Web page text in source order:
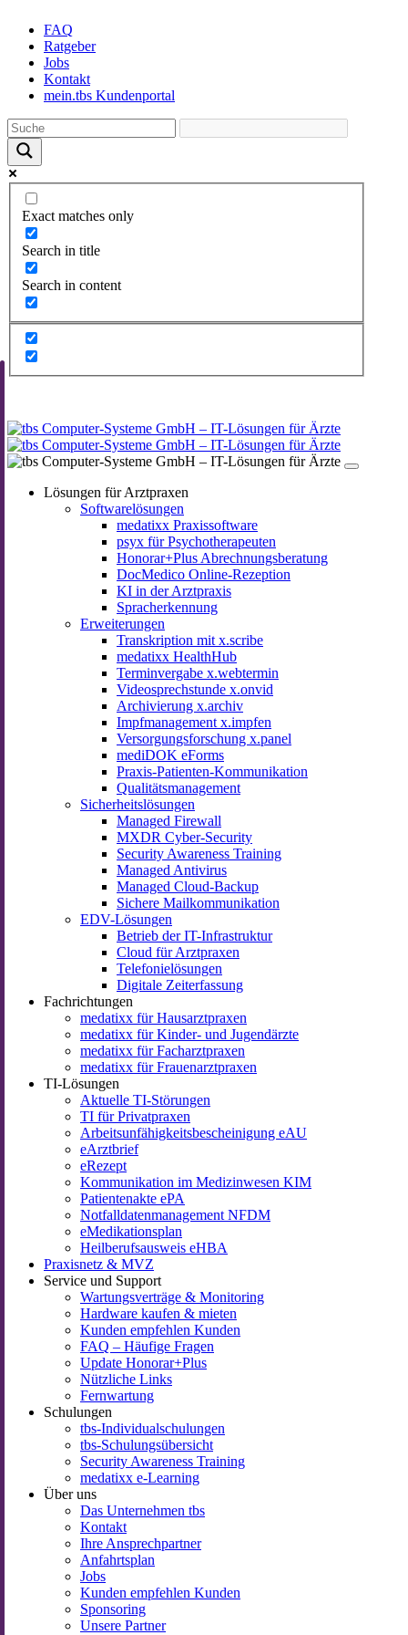
content
FAQ
Ratgeber
Jobs
Kontakt
mein.tbs Kundenportal
Exact matches only
Search in title
Search in content
Lösungen für Arztpraxen
Softwarelösungen
medatixx Praxissoftware
psyx für Psychotherapeuten
Honorar+Plus Abrechnungsberatung
DocMedico Online-Rezeption
KI in der Arztpraxis
Spracherkennung
Erweiterungen
Transkription mit x.scribe
medatixx HealthHub
Terminvergabe x.webtermin
Videosprechstunde x.onvid
Archivierung x.archiv
Impfmanagement x.impfen
Versorgungsforschung x.panel
mediDOK eForms
Praxis-Patienten-Kommunikation
Qualitätsmanagement
Sicherheitslösungen
Managed Firewall
MXDR Cyber-Security
Security Awareness Training
Managed Antivirus
Managed Cloud-Backup
Sichere Mailkommunikation
EDV-Lösungen
Betrieb der IT-Infrastruktur
Cloud für Arztpraxen
Telefonielösungen
Digitale Zeiterfassung
Fachrichtungen
medatixx für Hausarztpraxen
medatixx für Kinder- und Jugendärzte
medatixx für Facharztpraxen
medatixx für Frauenarztpraxen
TI-Lösungen
Aktuelle TI-Störungen
TI für Privatpraxen
Arbeitsunfähigkeitsbescheinigung eAU
eArztbrief
eRezept
Kommunikation im Medizinwesen KIM
Patientenakte ePA
Notfalldatenmanagement NFDM
eMedikationsplan
Heilberufsausweis eHBA
Praxisnetz & MVZ
Service und Support
Wartungsverträge & Monitoring
Hardware kaufen & mieten
Kunden empfehlen Kunden
FAQ – Häufige Fragen
Update Honorar+Plus
Nützliche Links
Fernwartung
Schulungen
tbs-Individualschulungen
tbs-Schulungsübersicht
Security Awareness Training
medatixx e-Learning
Über uns
Das Unternehmen tbs
Kontakt
Ihre Ansprechpartner
Anfahrtsplan
Jobs
Kunden empfehlen Kunden
Sponsoring
Unsere Partner